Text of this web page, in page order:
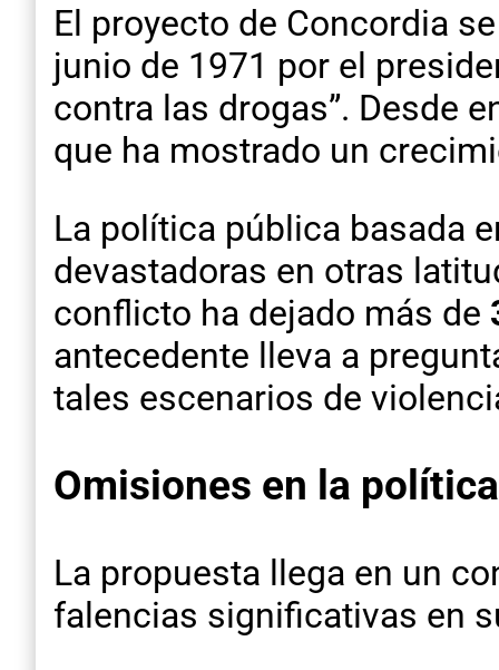
El proyecto de Concordia
junio de 1971 por el
contra las drogas”. Desde
que ha mostrado un
La política pública basada
devastadoras en otras
conflicto ha dejado más de
antecedente lleva a
tales escenarios de
Omisiones en la
La propuesta llega en un
falencias significativas en